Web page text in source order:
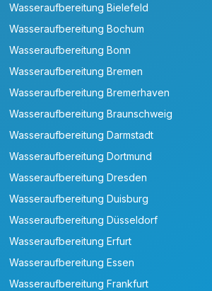
Wasseraufbereitung Bielefeld
Wasseraufbereitung Bochum
Wasseraufbereitung Bonn
Wasseraufbereitung Bremen
Wasseraufbereitung Bremerhaven
Wasseraufbereitung Braunschweig
Wasseraufbereitung Darmstadt
Wasseraufbereitung Dortmund
Wasseraufbereitung Dresden
Wasseraufbereitung Duisburg
Wasseraufbereitung Düsseldorf
Wasseraufbereitung Erfurt
Wasseraufbereitung Essen
Wasseraufbereitung Frankfurt